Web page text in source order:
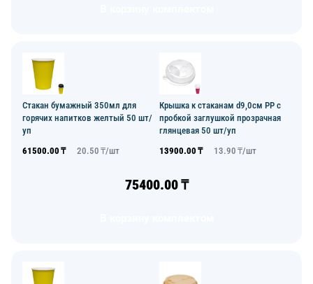
Стакан бумажный 350мл для
горячих напитков желтый 50 шт/
уп
61500.00 ₸ 20.50 ₸/шт
Крышка к стаканам d9,0см PP с
пробкой заглушкой прозрачная
глянцевая 50 шт/уп
13900.00 ₸ 13.90 ₸/шт
75400.00₸